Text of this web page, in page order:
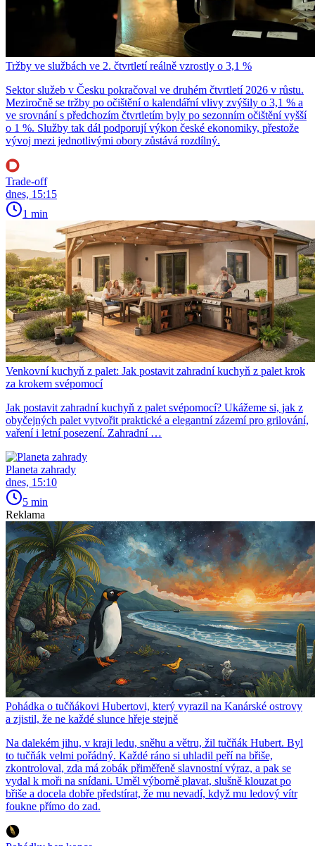
Tržby ve službách ve 2. čtvrtletí reálně vzrostly o 3,1 %
Sektor služeb v Česku pokračoval ve druhém čtvrtletí 2026 v růstu.
Meziročně se tržby po očištění o kalendářní vlivy zvýšily o 3,1 % a
ve srovnání s předchozím čtvrtletím byly po sezonním očištění vyšší
o 1 %. Služby tak dál podporují výkon české ekonomiky, přestože
vývoj mezi jednotlivými obory zůstává rozdílný.
Trade-off
dnes, 15:15
1 min
Venkovní kuchyň z palet: Jak postavit zahradní kuchyň z palet krok
za krokem svépomocí
Jak postavit zahradní kuchyň z palet svépomocí? Ukážeme si, jak z
obyčejných palet vytvořit praktické a elegantní zázemí pro grilování,
vaření i letní posezení. Zahradní …
Planeta zahrady
dnes, 15:10
5 min
Reklama
Pohádka o tučňákovi Hubertovi, který vyrazil na Kanárské ostrovy
a zjistil, že ne každé slunce hřeje stejně
Na dalekém jihu, v kraji ledu, sněhu a větru, žil tučňák Hubert. Byl
to tučňák velmi pořádný. Každé ráno si uhladil peří na břiše,
zkontroloval, zda má zobák přiměřeně slavnostní výraz, a pak se
vydal k moři na snídani. Uměl výborně plavat, slušně klouzat po
břiše a docela dobře předstírat, že mu nevadí, když mu ledový vítr
foukne přímo do zad.